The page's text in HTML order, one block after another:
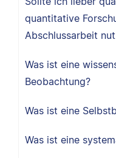
quantitative
Abschlussarbeit
Was ist eine
Beobachtung?
Was ist eine
Was ist eine